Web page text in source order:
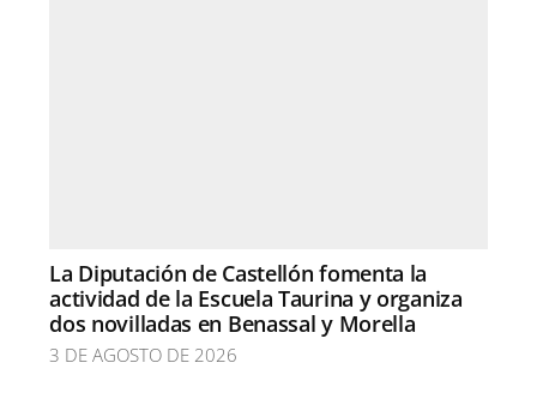
La Diputación de Castellón fomenta la
actividad de la Escuela Taurina y organiza
dos novilladas en Benassal y Morella
3 DE AGOSTO DE 2026